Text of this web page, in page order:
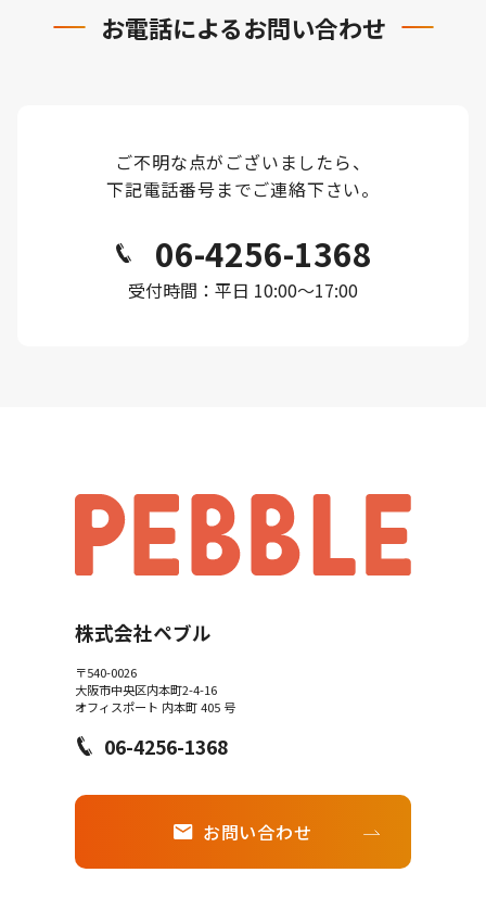
お電話によるお問い合わせ
ご不明な点がございましたら、
下記電話番号までご連絡下さい。
06-4256-1368
受付時間：平日 10:00〜17:00
株式会社ペブル
〒540-0026
大阪市中央区内本町2-4-16
オフィスポート 内本町 405 号
06-4256-1368
お問い合わせ